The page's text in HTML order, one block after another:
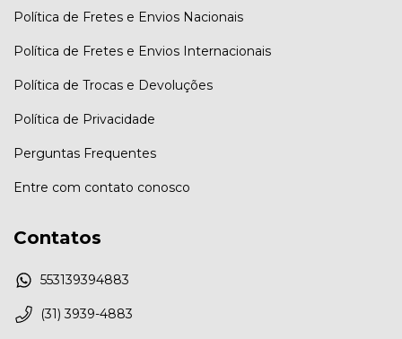
Política de Fretes e Envios Nacionais
Política de Fretes e Envios Internacionais
Política de Trocas e Devoluções
Política de Privacidade
Perguntas Frequentes
Entre com contato conosco
Contatos
553139394883
(31) 3939-4883